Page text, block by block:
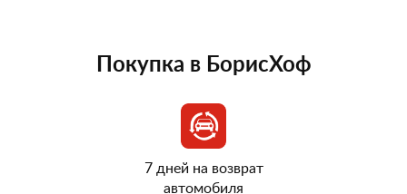
Покупка в БорисХоф
7 дней на возврат
автомобиля